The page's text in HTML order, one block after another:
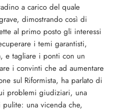
a carico del quale
dimostrando così di
al primo posto gli interessi
i temi garantisti,
e tagliare i ponti con un
i convinti che ad aumentare
sul Riformista, ha parlato di
problemi giudiziari, una
una vicenda che,